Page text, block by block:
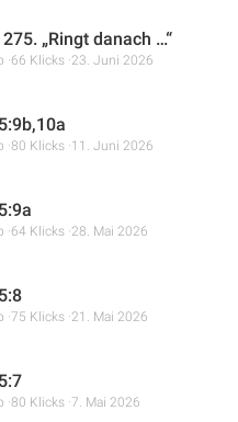
„Ringt danach …“
66 Klicks 23. Juni 2026
80 Klicks 11. Juni 2026
64 Klicks 28. Mai 2026
75 Klicks 21. Mai 2026
80 Klicks 7. Mai 2026